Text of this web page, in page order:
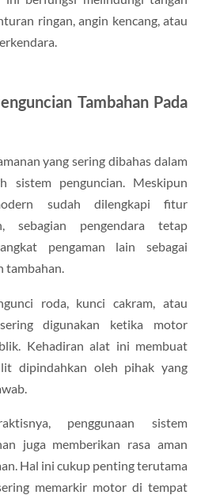
ringan, angin kencang, atau
Tambahan Pada
yang sering dibahas dalam
sistem penguncian. Meskipun
sudah dilengkapi fitur
sebagian pengendara tetap
pengaman lain sebagai
tambahan.
roda, kunci cakram, atau
digunakan ketika motor
Kehadiran alat ini membuat
dipindahkan oleh pihak yang
penggunaan sistem
juga memberikan rasa aman
Hal ini cukup penting terutama
memarkir motor di tempat